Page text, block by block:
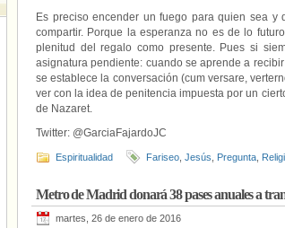
Es preciso encender un fuego para quien sea
compartir. Porque la esperanza no es de lo
plenitud del regalo como presente. Pues si
asignatura pendiente: cuando se aprende a
se establece la conversación (cum versare,
ver con la idea de penitencia impuesta por un
de Nazaret.
Twitter: @GarciaFajardoJC
Espiritualidad Fariseo Jesús Pregunta
Metro de Madrid donará 38 pases anuales a
martes, 26 de enero de 2016